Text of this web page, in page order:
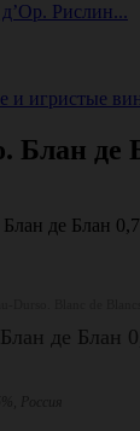
Рислин...
и игристые
Блан де
де Блан